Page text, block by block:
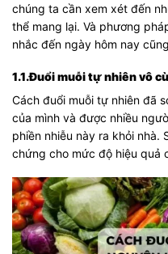
chúng ta cần xem xét đến
thể mang lại. Và phương
nhắc đến ngày hôm nay
1.1.Đuổi muỗi tự nhiên vô
Cách đuổi muỗi tự nhiên đã
của mình và được nhiều
phiền nhiễu này ra khỏi nhà.
chứng cho mức độ hiệu quả